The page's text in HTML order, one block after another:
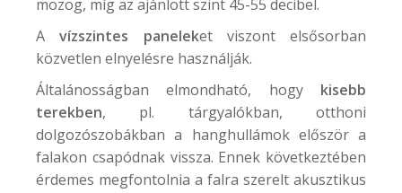
mozog, míg az ajánlott szint 45-55 decibel.
Avízszintes paneleket viszont elsősorban
közvetlen elnyelésre használják.
Általánosságban elmondható, hogy kisebb
terekben, pl. tárgyalókban, otthoni
dolgozószobákban a hanghullámok először a
falakon csapódnak vissza. Ennek következtében
érdemes megfontolnia a falra szerelt akusztikus